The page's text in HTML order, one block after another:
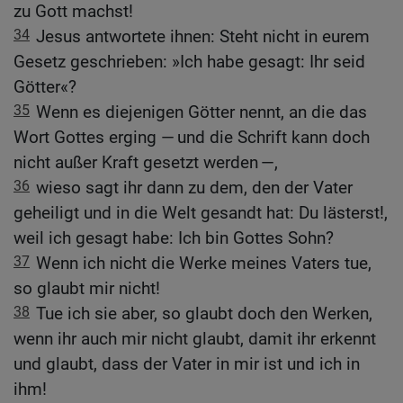
zu Gott machst!
34 Jesus antwortete ihnen: Steht nicht in eurem
Gesetz geschrieben: »Ich habe gesagt: Ihr seid
Götter«?
35 Wenn es diejenigen Götter nennt, an die das
Wort Gottes erging — und die Schrift kann doch
nicht außer Kraft gesetzt werden —,
36 wieso sagt ihr dann zu dem, den der Vater
geheiligt und in die Welt gesandt hat: Du lästerst!,
weil ich gesagt habe: Ich bin Gottes Sohn?
37 Wenn ich nicht die Werke meines Vaters tue,
so glaubt mir nicht!
38 Tue ich sie aber, so glaubt doch den Werken,
wenn ihr auch mir nicht glaubt, damit ihr erkennt
und glaubt, dass der Vater in mir ist und ich in
ihm!